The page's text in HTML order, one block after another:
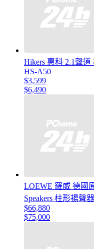
Hikers 惠科 2.1聲道
HS-A50
$3,599
$6,490
LOEWE 羅威 德國
Speakers 柱形揚聲
$66,880
$75,000